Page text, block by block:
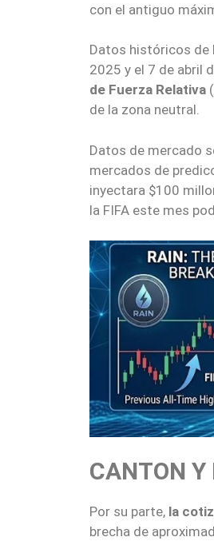
con el antiguo
Datos históricos de
2025 y el 7 de abril
de Fuerza Relativa
de la zona neutral.
Datos de mercado
mercados de
inyectara $100
la FIFA este mes
CANTON Y
Por su parte, la
brecha de